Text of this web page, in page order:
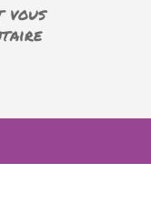
vous